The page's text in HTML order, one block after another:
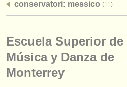
jobs - amministrazione
corsi
concorsi/premi
conservatori: messico (11)
Escuela Superior de
Música y Danza de
Monterrey